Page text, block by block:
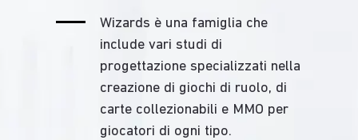
Wizards è una famiglia che
include vari studi di
progettazione specializzati nella
creazione di giochi di ruolo, di
carte collezionabili e MMO per
giocatori di ogni tipo.